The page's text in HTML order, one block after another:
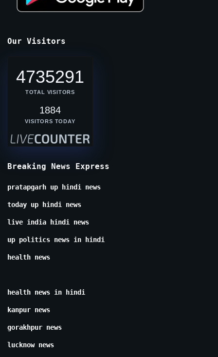
Our Visitors
4735291
TOTAL VISITORS
1884
VISITORS TODAY
Breaking News Express
pratapgarh up hindi news
today up hindi news
live india hindi news
up politics news in hindi
health news
health news in hindi
kanpur news
gorakhpur news
lucknow news